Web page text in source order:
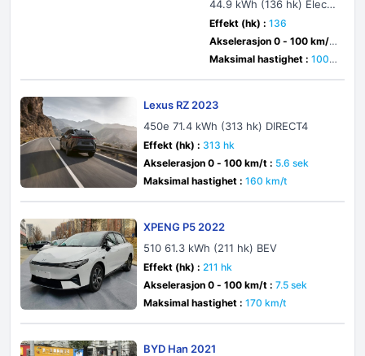
44.9 kWh (136 hk) Electri
c
Effekt (hk) : 136
Akselerasjon 0 - 100 km/t
: sek
Maksimal hastighet : 100 k
Lexus RZ 2023
450e 71.4 kWh (313 hk) DIRECT4
Effekt (hk) : 313 hk
Akselerasjon 0 - 100 km/t : 5.6 sek
Maksimal hastighet : 160 km/t
XPENG P5 2022
510 61.3 kWh (211 hk) BEV
Effekt (hk) : 211 hk
Akselerasjon 0 - 100 km/t : 7.5 sek
Maksimal hastighet : 170 km/t
BYD Han 2021